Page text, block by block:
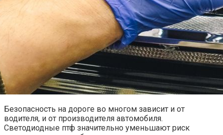
Безопасность на дороге во многом зависит и от
водителя, и от производителя автомобиля.
Светодиодные птф значительно уменьшают риск